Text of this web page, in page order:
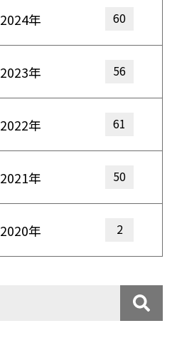
2024年 60
2023年 56
2022年 61
2021年 50
2020年 2